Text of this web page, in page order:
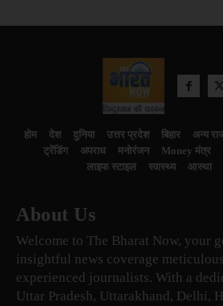
होम देश दुनिया उत्तर प्रदेश बिहार अन्य
ट्रेंडिंग
अपराध मनोरंजन Money मंत्र
लाइफ स्टाइल
स्वास्थ्य आस्था
About Us
Welcome to The Bharat Now, your
insightful news coverage
experienced journalists. With a
Uttar Pradesh, Uttarakhand, Delhi,